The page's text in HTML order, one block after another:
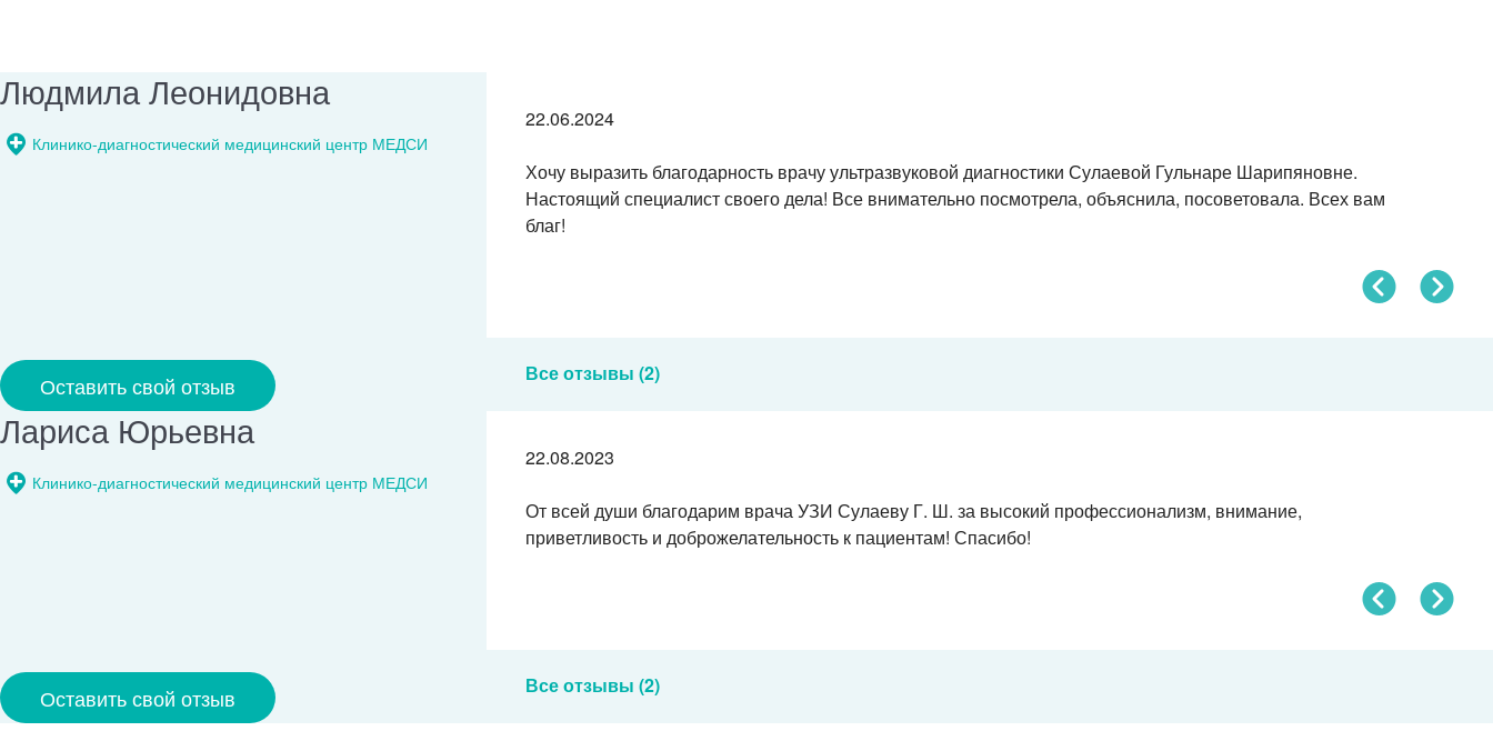
Людмила Леонидовна
Клинико-диагностический медицинский центр МЕДСИ
22.06.2024
Хочу выразить благодарность врачу ультразвуковой диагностики Сулаевой Гульнаре Шарипяновне.
Настоящий специалист своего дела! Все внимательно посмотрела, объяснила, посоветовала. Всех вам
благ!
Все отзывы (2)
Оставить свой отзыв
Лариса Юрьевна
Клинико-диагностический медицинский центр МЕДСИ
22.08.2023
От всей души благодарим врача УЗИ Сулаеву Г. Ш. за высокий профессионализм, внимание,
приветливость и доброжелательность к пациентам! Спасибо!
Все отзывы (2)
Оставить свой отзыв